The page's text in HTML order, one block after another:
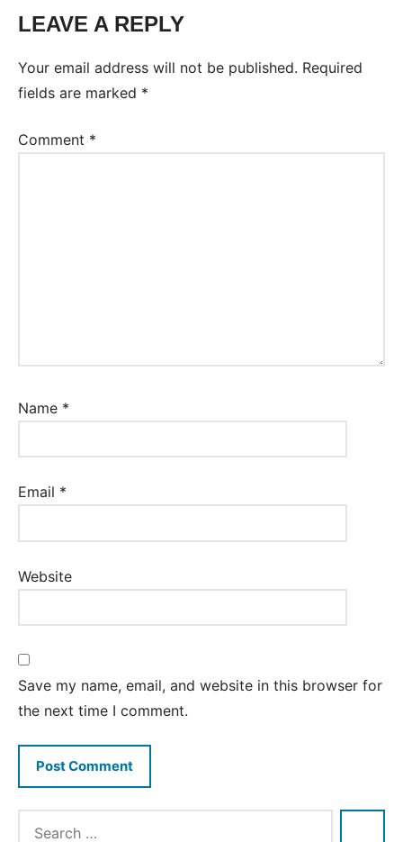
LEAVE A REPLY
Your email address will not be published. Required
fields are marked *
Comment *
Name *
Email *
Website
Save my name, email, and website in this browser for
the next time I comment.